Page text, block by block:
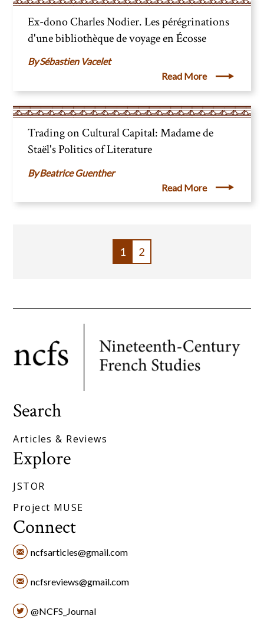
Ex-dono Charles Nodier. Les pérégrinations
d'une bibliothèque de voyage en Écosse
Sébastien Vacelet
Read More
Trading on Cultural Capital: Madame de
Staël's Politics of Literature
Beatrice Guenther
Read More
PAGINATION
PAGE
1 PAGE
2
Search
Articles & Reviews
Explore
JSTOR
Project MUSE
Connect
ncfsarticles@gmail.com
ncfsreviews@gmail.com
@NCFS_Journal